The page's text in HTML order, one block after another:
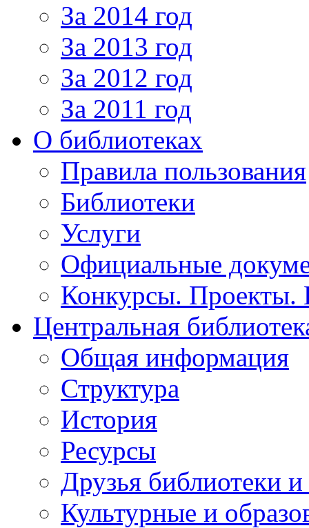
За 2014 год
За 2013 год
За 2012 год
За 2011 год
О библиотеках
Правила пользования
Библиотеки
Услуги
Официальные
Конкурсы.
Центральная
Общая информация
Структура
История
Ресурсы
Друзья библиотеки
Культурные и